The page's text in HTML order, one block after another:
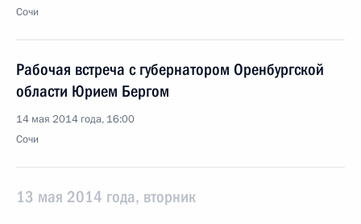
Сочи
Рабочая встреча с губернатором Оренбургской
области Юрием Бергом
14 мая 2014 года, 16:00
Сочи
13 мая 2014 года, вторник